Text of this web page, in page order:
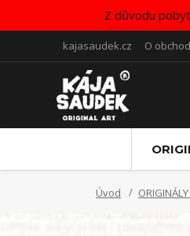
Z důvodu
kajasaudek.cz O
Úvod